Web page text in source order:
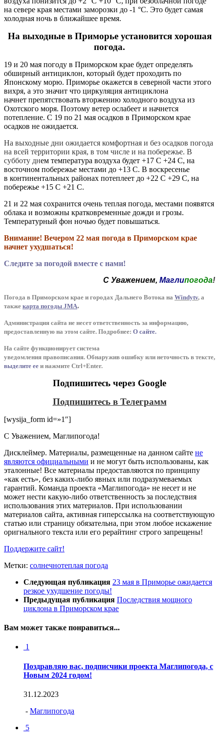
на севере края местами заморозки до -1 °С. Это будет самая
холодная ночь в ближайшее время.
На выходные в Приморье установится хорошая
погода.
19 и 20 мая погоду в Приморском крае будет определять
обширный антициклон, который будет проходить по
Японскому морю. Приморье окажется в северной части этого
вихря, а это значит что циркуляция антициклона
начнет препятствовать вторжению холодного воздуха из
Охотского моря. Поэтому ветер ослабеет и начнется
потепление. С 19 по 21 мая осадков в Приморском крае
осадков не ожидается.
На выходные дни ожидается комфортная и без осадков погода
на всей территории края, в том числе и на побережье. В
субботу днем температура воздуха будет +17 С +24 С, на
восточном побережье местами до +13 С. В воскресенье
в континентальных районах потеплеет до +22 С +29 С, на
побережье +15 С +21 С.
21 и 22 мая сохранится очень теплая погода, местами появятся
облака и возможны кратковременные дожди и грозы.
Температурный фон ночью будет повышаться.
Внимание! Вечером 22 мая погода в Приморском крае
начнет ухудшаться!
Следите за погодой вместе с нами!
С Уважением, Маглипогода!
Погода в Приморском крае и городах Дальнего Вотока на Windytv, а
также карта погоды JMA.
Администрация сайта не несет ответственность за информацию,
предоставленную на этом сайте. Подробнее: О сайте.
На сайте функционирует система
уведомления правописания. Обнаружив ошибку или неточность в тексте,
выделите ее и нажмите Ctrl+Enter.
Подпишитесь через Google
Подпишитесь в Телеграмм
[wysija_form id=»1″]
С Уважением, Маглипогода!
Дисклеймер. Материалы, размещенные на данном сайте не
являются официальными и не могут быть использованы, как
эталонные! Все материалы предоставляются по принципу
«как есть», без каких-либо явных или подразумеваемых
гарантий. Команда проекта «Маглипогода» не несет и не
может нести какую-либо ответственность за последствия
использования этих материалов. При использовании
материалов сайта, активная гиперссылка на соответствующую
статью или страницу обязательна, при этом любое искажение
оригнального текста или его рерайтинг строго запрещены!
Поддержите сайт!
Метки: солнечнотеплая погода
Следующая публикация 23 мая в Приморье ожидается
резкое ухудшение погоды!
Предыдущая публикация Последствия мощного
циклона в Приморском крае
Вам может также понравиться...
1
Поздравляю вас, подписчики проекта Маглипогода, с
Новым 2024 годом!
31.12.2023
- Маглипогода
5